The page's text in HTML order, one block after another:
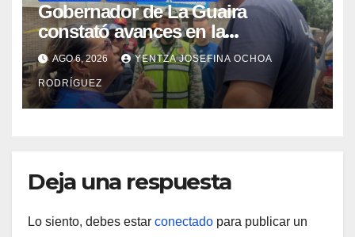
Gobernador de La Guaira
constató avances en la
rehabilitación del Hospitalito de
Catia la Mar
AGO 6, 2026 YENTZA JOSEFINA OCHOA
RODRÍGUEZ
Deja una respuesta
Lo siento, debes estar conectado para publicar un